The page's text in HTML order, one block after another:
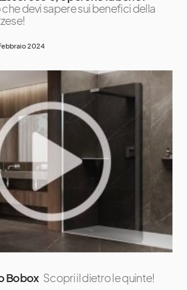
devi sapere sui benefici della
2024
Bobox Scopri il dietro le quinte!